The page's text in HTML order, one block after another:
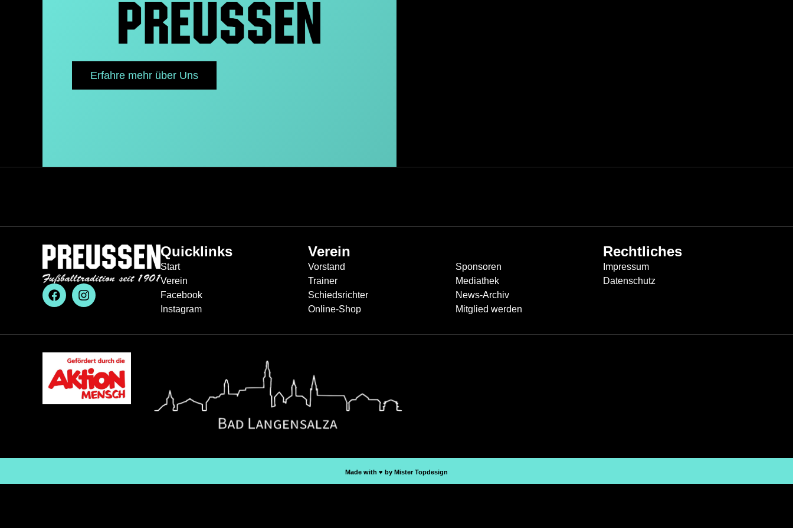
Erfahre mehr über Uns
Quicklinks
Start
Verein
Facebook
Instagram
Verein
Vorstand
Trainer
Schiedsrichter
Online-Shop
Sponsoren
Mediathek
News-Archiv
Mitglied werden
Rechtliches
Impressum
Datenschutz
Made with ♥︎ by Mister Topdesign